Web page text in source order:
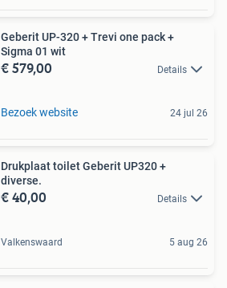
Geberit UP-320 + Trevi one pack +
Sigma 01 wit
€ 579,00 Details
Bezoek website 24 jul 26
Drukplaat toilet Geberit UP320 +
diverse.
€ 40,00 Details
Valkenswaard 5 aug 26